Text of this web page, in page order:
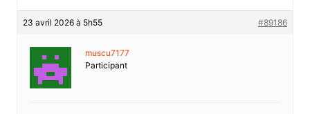
23 avril 2026 à 5h55 #89186
muscu7177
Participant